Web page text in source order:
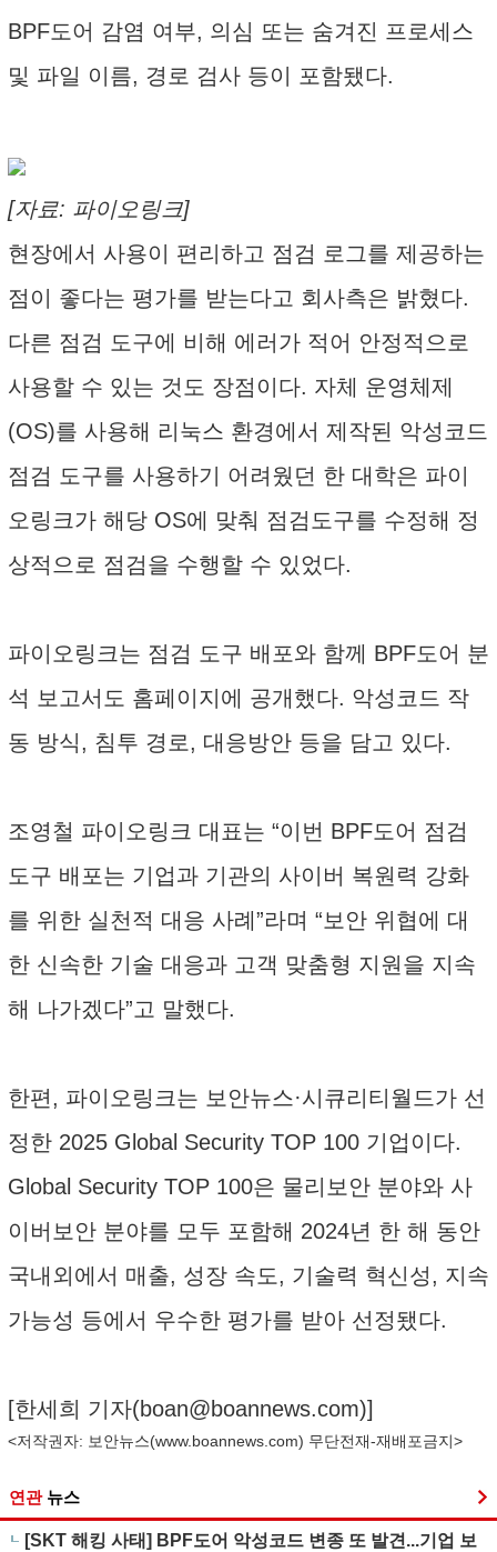
BPF도어 감염 여부, 의심 또는 숨겨진 프로세스
및 파일 이름, 경로 검사 등이 포함됐다.
[자료: 파이오링크]
현장에서 사용이 편리하고 점검 로그를 제공하는
점이 좋다는 평가를 받는다고 회사측은 밝혔다.
다른 점검 도구에 비해 에러가 적어 안정적으로
사용할 수 있는 것도 장점이다. 자체 운영체제
(OS)를 사용해 리눅스 환경에서 제작된 악성코드
점검 도구를 사용하기 어려웠던 한 대학은 파이
오링크가 해당 OS에 맞춰 점검도구를 수정해 정
상적으로 점검을 수행할 수 있었다.
파이오링크는 점검 도구 배포와 함께 BPF도어 분
석 보고서도 홈페이지에 공개했다. 악성코드 작
동 방식, 침투 경로, 대응방안 등을 담고 있다.
조영철 파이오링크 대표는 “이번 BPF도어 점검
도구 배포는 기업과 기관의 사이버 복원력 강화
를 위한 실천적 대응 사례”라며 “보안 위협에 대
한 신속한 기술 대응과 고객 맞춤형 지원을 지속
해 나가겠다”고 말했다.
한편, 파이오링크는 보안뉴스·시큐리티월드가 선
정한 2025 Global Security TOP 100 기업이다.
Global Security TOP 100은 물리보안 분야와 사
이버보안 분야를 모두 포함해 2024년 한 해 동안
국내외에서 매출, 성장 속도, 기술력 혁신성, 지속
가능성 등에서 우수한 평가를 받아 선정됐다.
[한세희 기자(boan@boannews.com)]
<저작권자: 보안뉴스(www.boannews.com) 무단전재-재배포금지>
연관 뉴스
[SKT 해킹 사태] BPF도어 악성코드 변종 또 발견...기업 보